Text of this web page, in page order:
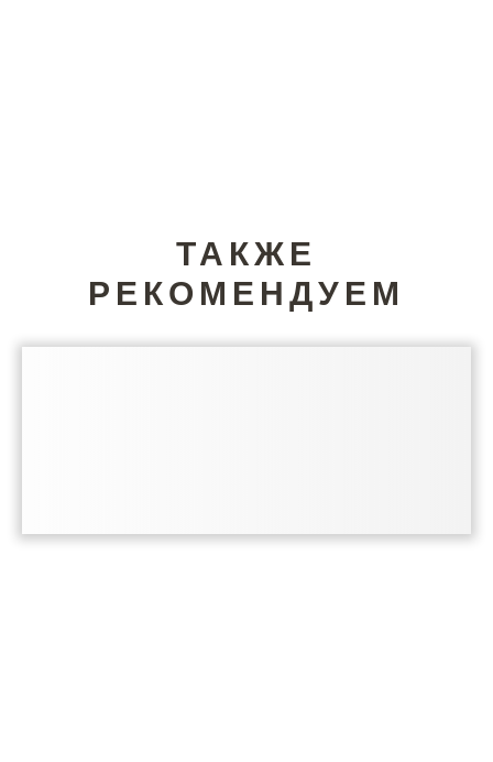
ТАКЖЕ
РЕКОМЕНДУЕМ